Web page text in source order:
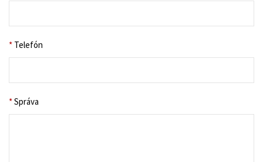
* Telefón
*Správa